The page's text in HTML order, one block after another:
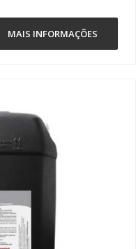
MAIS INFORMAÇÕES